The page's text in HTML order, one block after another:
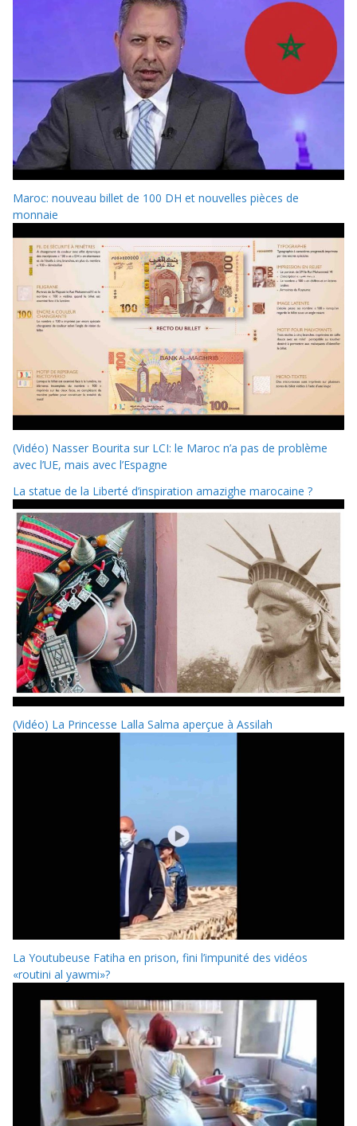
Maroc: nouveau billet de 100 DH et nouvelles pièces de
monnaie
(Vidéo) Nasser Bourita sur LCI: le Maroc n’a pas de problème
avec l’UE, mais avec l’Espagne
La statue de la Liberté d’inspiration amazighe marocaine ?
(Vidéo) La Princesse Lalla Salma aperçue à Assilah
La Youtubeuse Fatiha en prison, fini l’impunité des vidéos
«routini al yawmi»?